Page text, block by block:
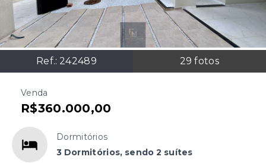
Ref.: 242489 29 fotos
Venda
R$360.000,00
Dormitórios
3 Dormitórios, sendo 2 suítes